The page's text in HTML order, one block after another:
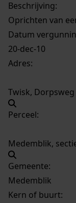
Beschrijving:
Oprichten van
Datum
20-dec-10
Adres:
Twisk, Dorpsweg
Perceel:
Medemblik,
Gemeente:
Medemblik
Kern of buurt: